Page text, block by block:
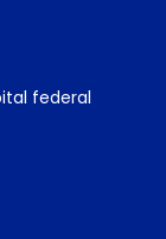
federal